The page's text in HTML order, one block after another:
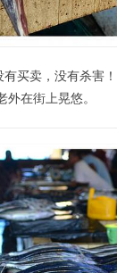
买卖，没有杀害
外在街上晃悠。